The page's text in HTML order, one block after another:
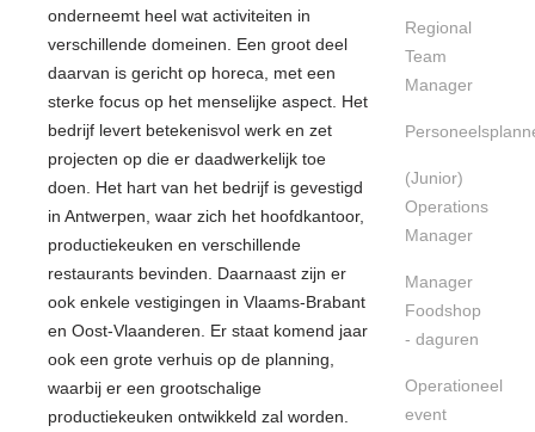
onderneemt heel wat activiteiten in
verschillende domeinen. Een groot deel
daarvan is gericht op horeca, met een
sterke focus op het menselijke aspect. Het
bedrijf levert betekenisvol werk en zet
projecten op die er daadwerkelijk toe
doen. Het hart van het bedrijf is gevestigd
in Antwerpen, waar zich het hoofdkantoor,
productiekeuken en verschillende
restaurants bevinden. Daarnaast zijn er
ook enkele vestigingen in Vlaams-Brabant
en Oost-Vlaanderen. Er staat komend jaar
ook een grote verhuis op de planning,
waarbij er een grootschalige
productiekeuken ontwikkeld zal worden.
Regional
Team
Manager
(Junior)
Operations
Manager
Manager
Foodshop
- daguren
Operationeel
event